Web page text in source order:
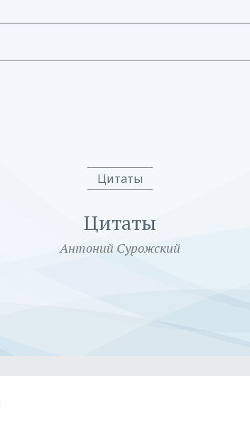
Цитаты
Цитаты
Антоний Сурожский